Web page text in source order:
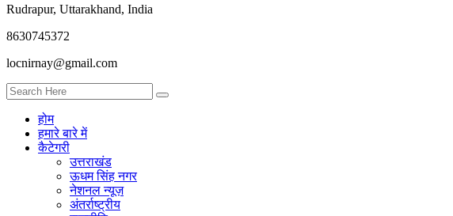
Rudrapur, Uttarakhand, India
8630745372
locnirnay@gmail.com
होम
हमारे बारे में
कैटेगरी
उत्तराखंड
ऊधम सिंह नगर
नेशनल न्यूज़
अंतर्राष्ट्रीय